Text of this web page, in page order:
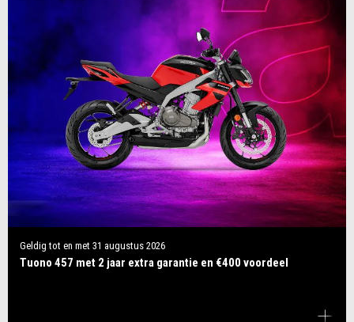
Geldig tot en met 31 augustus 2026
Tuono 457 met 2 jaar extra garantie en €400 voordeel